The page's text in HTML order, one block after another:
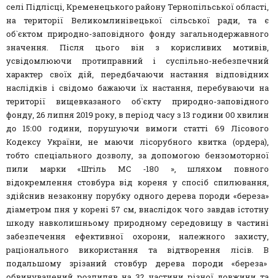
селі Підлісці, Кременецького району Тернопільської області,
на території Великомлинівецької сільської ради, та є
об`єктом природно-заповідного фонду загальнодержавного
значення. Після цього він з корисливих мотивів,
усвідомлюючи протиправний і суспільно-небезпечний
характер своїх дій, передбачаючи настання відповідних
наслідків і свідомо бажаючи їх настання, перебуваючи на
території вищевказаного об`єкту природно-заповідного
фонду, 26 липня 2019 року, в період часу з 13 години 00 хвилин
до 15:00 години, порушуючи вимоги статті 69 Лісового
Кодексу України, не маючи лісорубного квитка (ордера),
тобто спеціального дозволу, за допомогою бензомоторної
пили марки «Штіль МС -180 », шляхом повного
відокремлення стовбура від кореня у спосіб спилювання,
здійснив незаконну порубку одного дерева породи «береза»
діаметром пня у корені 57 см, внаслідок чого завдав істотну
шкоду навколишньому природному середовищу в частині
забезпечення ефективної охорони, належного захисту,
раціонального використання та відтворення лісів. В
подальшому зрізаний стовбур дерева породи «береза»